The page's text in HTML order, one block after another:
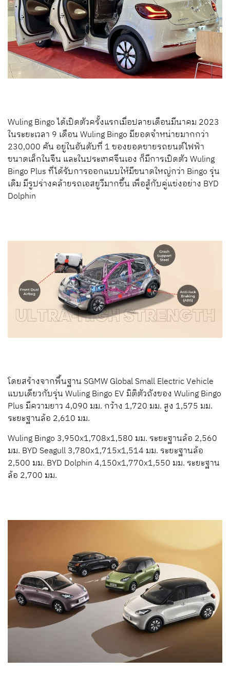
Wuling Bingo ได้เปิดตัวครั้งแรกเมื่อปลายเดือนมีนาคม 2023
ในระยะเวลา 9 เดือน Wuling Bingo มียอดจำหน่ายมากกว่า
230,000 คัน อยู่ในอันดับที่ 1 ของยอดขายรถยนต์ไฟฟ้า
ขนาดเล็กในจีน และในประเทศจีนเอง ก็มีการเปิดตัว Wuling
Bingo Plus ที่ได้รับการออกแบบให้มีขนาดใหญ่กว่า Bingo รุ่น
เดิม มีรูปร่างคล้ายรถเอสยูวีมากขึ้น เพื่อสู้กับคู่แข่งอย่าง BYD
Dolphin
โดยสร้างจากพื้นฐาน SGMW Global Small Electric Vehicle
แบบเดียวกับรุ่น Wuling Bingo EV มิติตัวถังของ Wuling Bingo
Plus มีความยาว 4,090 มม. กว้าง 1,720 มม. สูง 1,575 มม.
ระยะฐานล้อ 2,610 มม.
Wuling Bingo 3,950x1,708x1,580 มม. ระยะฐานล้อ 2,560
มม. BYD Seagull 3,780x1,715x1,514 มม. ระยะฐานล้อ
2,500 มม. BYD Dolphin 4,150x1,770x1,550 มม. ระยะฐาน
ล้อ 2,700 มม.